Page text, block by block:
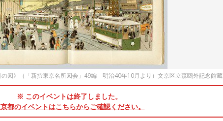
図》（「新撰東京名所図会」49編 明治40年10月より）文京区立森鴎外記念館蔵
※ このイベントは終了しました。
都のイベントはこちらからご確認ください。